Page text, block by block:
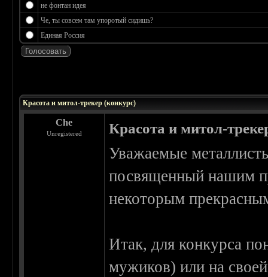
не фонтан идея
Че, ты совсем там упоротый сидишь?
Единая Россия
Красота и митол-трекер (конкурс)
Che
Unregistered Красота и митол-
Уважаемые
посвященный нашим
некоторым
Итак, для конкурса
мужиков) или на